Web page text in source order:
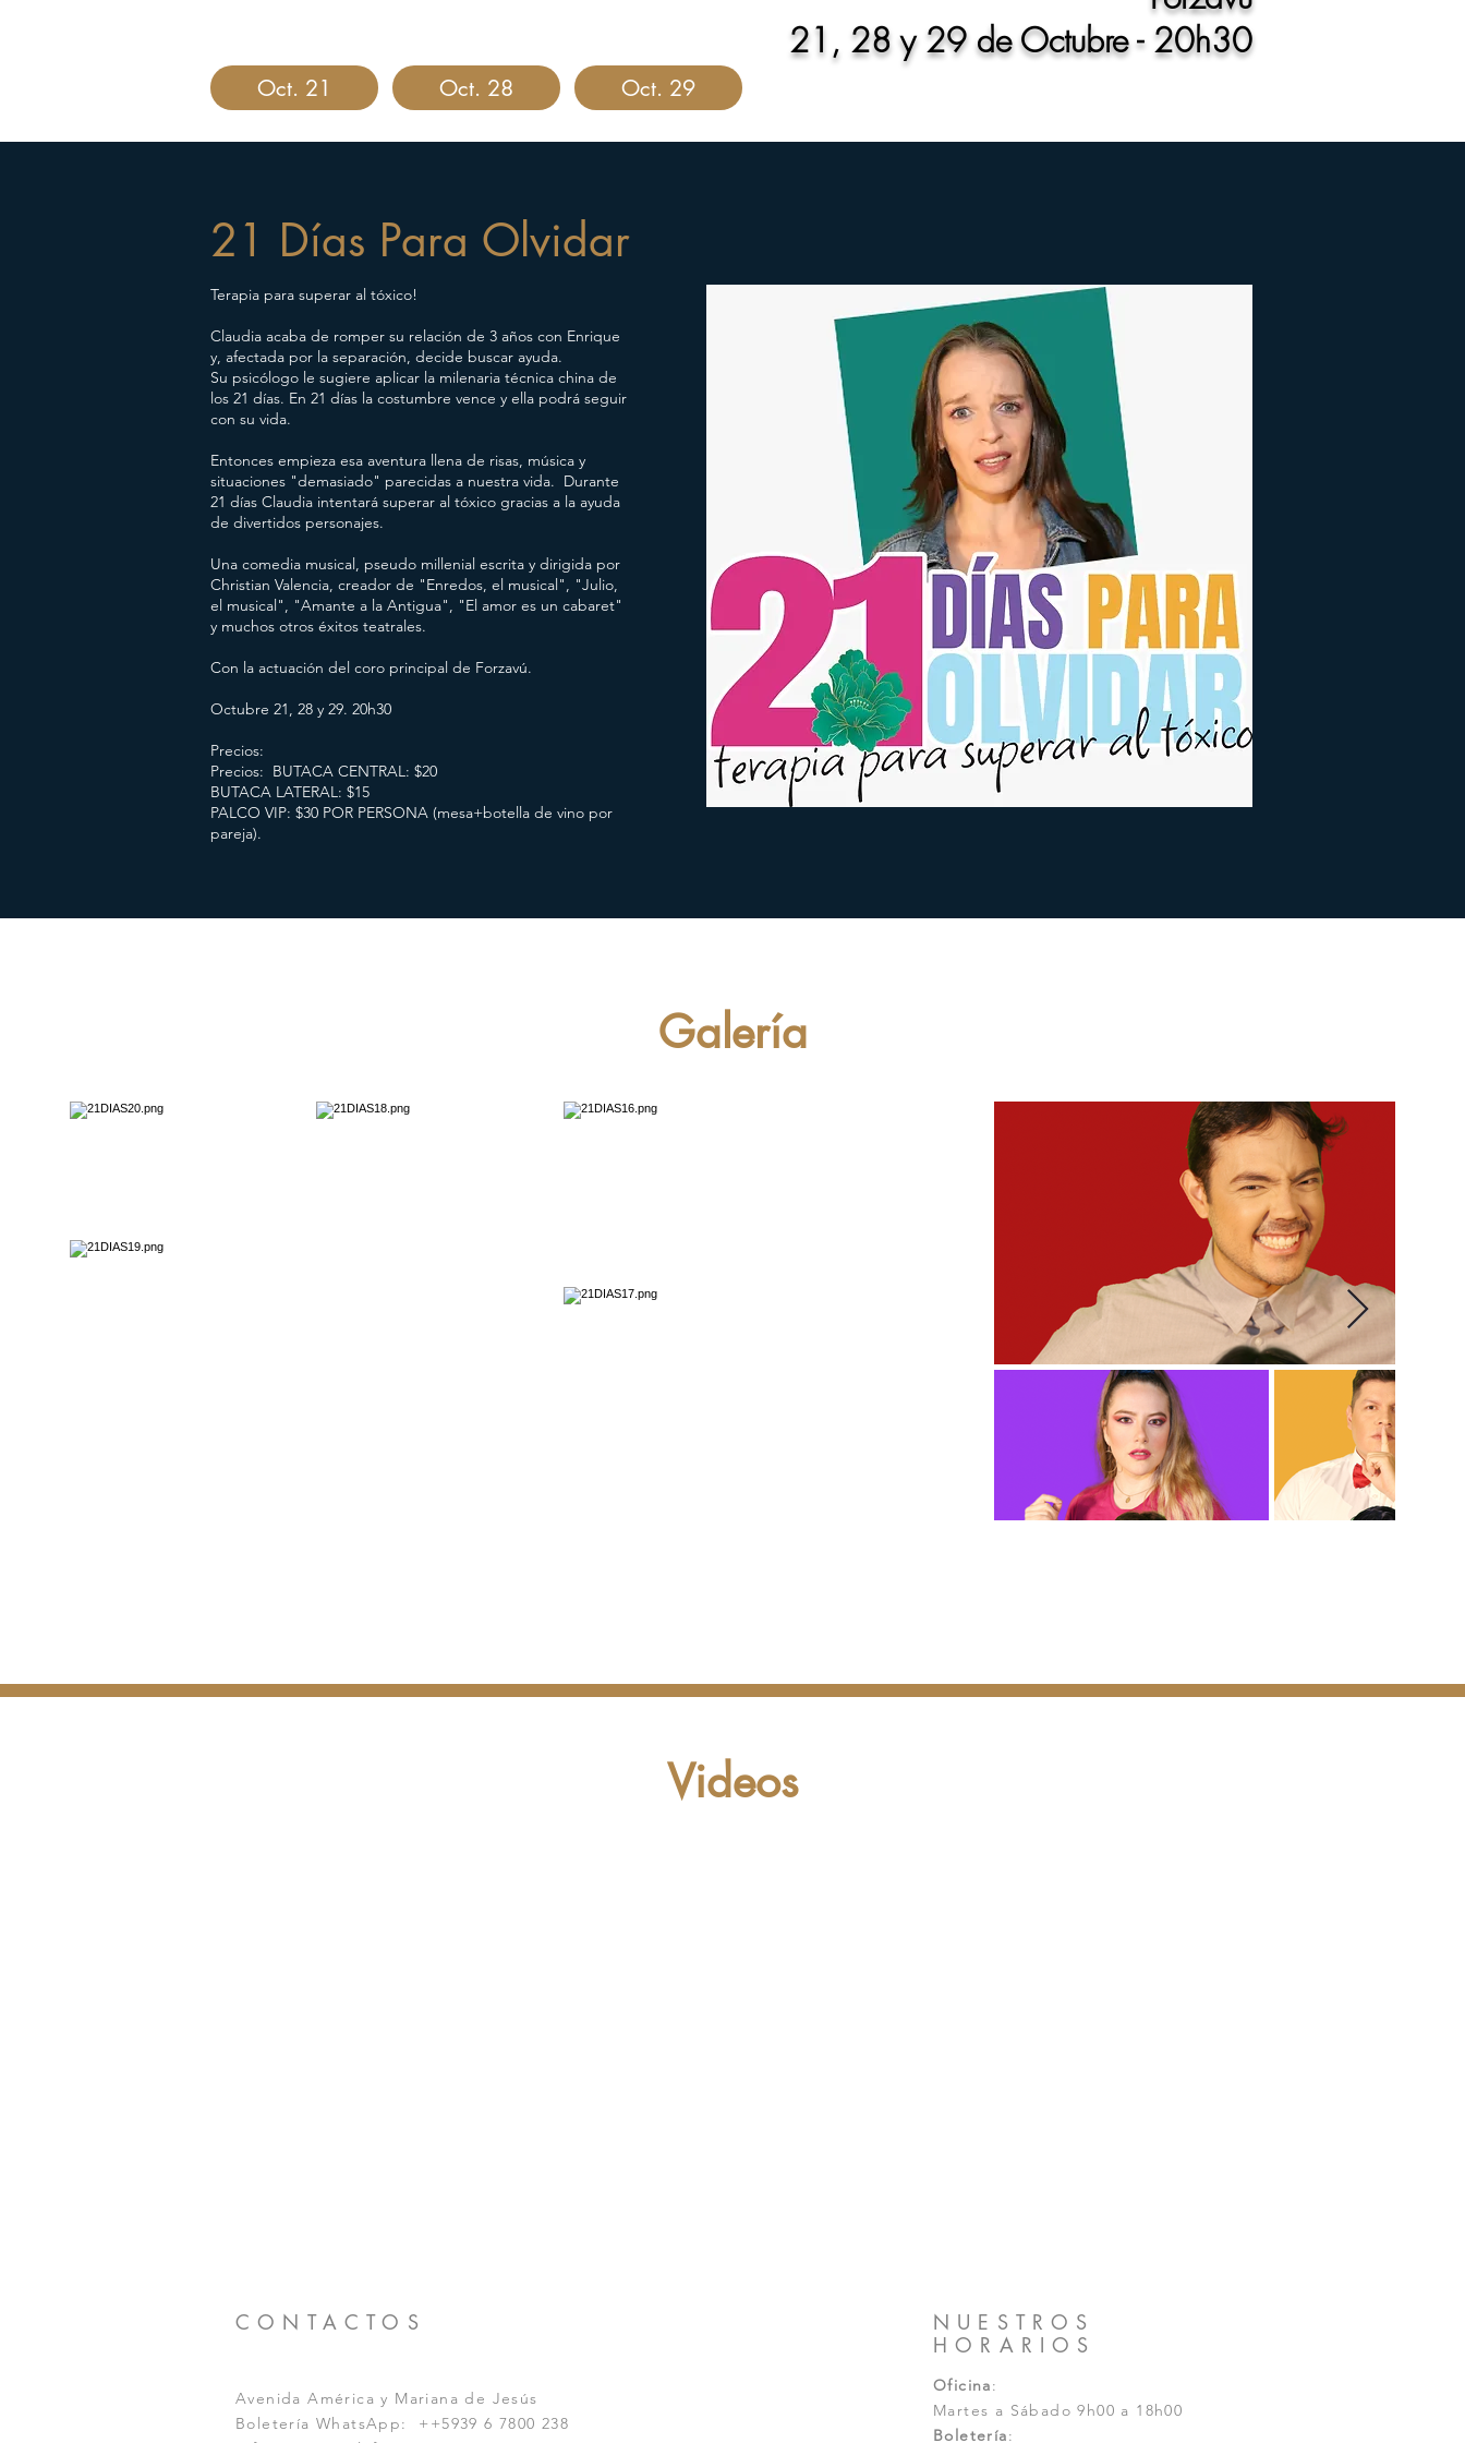
Oct. 21 Oct. 28
21, 28 y 29 de Octubre - 20h30
Oct. 29
21 Días Para Olvidar
Terapia para superar al tóxico!
Claudia acaba de romper su relación de 3 años con Enrique
y, afectada por la separación, decide buscar ayuda.
Su psicólogo le sugiere aplicar la milenaria técnica china de
los 21 días. En 21 días la costumbre vence y ella podrá seguir
con su vida.
Entonces empieza esa aventura llena de risas, música y
situaciones "demasiado" parecidas a nuestra vida. Durante
21 días Claudia intentará superar al tóxico gracias a la ayuda
de divertidos personajes.
Una comedia musical, pseudo millenial escrita y dirigida por
Christian Valencia, creador de "Enredos, el musical", "Julio,
el musical", "Amante a la Antigua", "El amor es un cabaret"
y muchos otros éxitos teatrales.
Con la actuación del coro principal de Forzavú.
Octubre 21, 28 y 29. 20h30
Precios:
Precios: BUTACA CENTRAL: $20
BUTACA LATERAL: $15
PALCO VIP: $30 POR PERSONA (mesa+botella de vino por
pareja).
Galería
Videos
CONTACTOS
Avenida América y Mariana de Jesús
Boletería WhatsApp: ++5939 6 7800 238
NUESTROS
HORARIOS
Oficina:
Martes a Sábado 9h00 a 18h00
Boletería: